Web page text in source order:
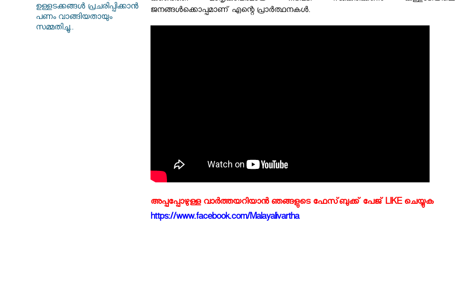
ഉള്ളടക്കങ്ങൾ പ്രചരിപ്പിക്കാൻ
പണം വാങ്ങിയതായും
സമ്മതിച്ചു..
ജനങ്ങൾക്കൊപ്പമാണ് എന്റെ പ്രാർത്ഥനകൾ.
അപ്പപ്പോഴുള്ള വാര്‍ത്തയറിയാന്‍ ഞങ്ങളുടെ ഫേസ്‌ബുക്ക്‌ പേജ് LIKE ചെയ്യുക
https://www.facebook.com/Malayalivartha